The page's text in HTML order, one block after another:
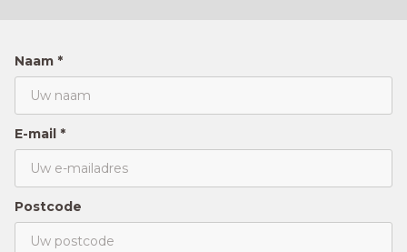
Naam *
E-mail *
Postcode